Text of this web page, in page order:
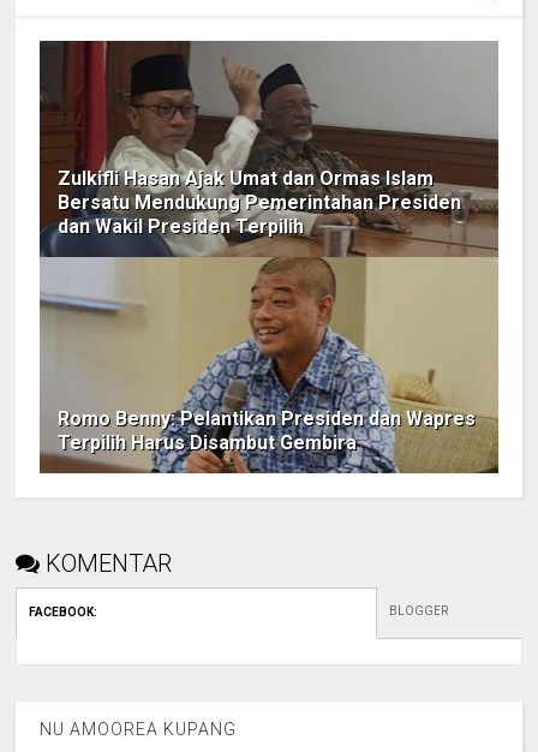
Zulkifli Hasan Ajak Umat dan Ormas Islam
Bersatu Mendukung Pemerintahan Presiden
dan Wakil Presiden Terpilih
Romo Benny: Pelantikan Presiden dan Wapres
Terpilih Harus Disambut Gembira
KOMENTAR
FACEBOOK: BLOGGER
NU AMOOREA KUPANG